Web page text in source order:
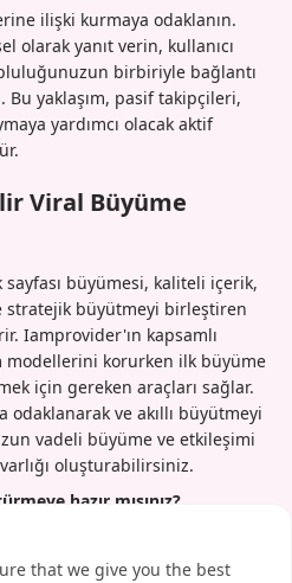
ilişki kurmaya odaklanın.
olarak yanıt verin, kullanıcı
birbiriyle bağlantı
Bu yaklaşım, pasif takipçileri,
yardımcı olacak aktif
Viral Büyüme
sayfası büyümesi, kaliteli içerik,
stratejik büyütmeyi birleştiren
Iamprovider'ın kapsamlı
korurken ilk büyüme
için gereken araçları sağlar.
ve akıllı büyütmeyi
vadeli büyüme ve etkileşimi
oluşturabilirsiniz.
hazır mısınız?
ortamı için tasarlanmış
sunar. Özel Facebook
destek ekibimizle viral büyüme
that we give you the best